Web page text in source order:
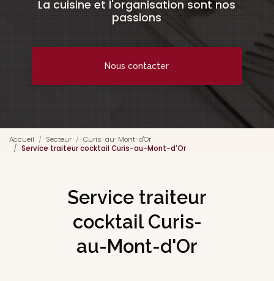
La cuisine et l'organisation sont nos
passions
Nous contacter
Accueil Secteur
Curis-au-Mont-d'Or
Service traiteur cocktail Curis-au-Mont-d'Or
Service traiteur
cocktail Curis-
au-Mont-d'Or